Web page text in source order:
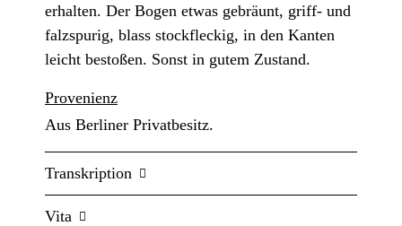
erhalten. Der Bogen etwas gebräunt, griff- und
falzspurig, blass stockfleckig, in den Kanten
leicht bestoßen. Sonst in gutem Zustand.
Provenienz
Aus Berliner Privatbesitz.
Transkription
Vita